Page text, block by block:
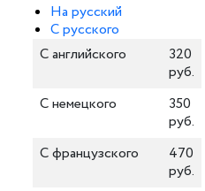
На русский
С русского
С английского
320
руб.
С немецкого
350
руб.
С французского
470
руб.